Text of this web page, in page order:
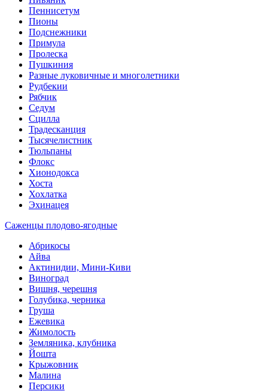
Пеннисетум
Пионы
Подснежники
Примула
Пролеска
Пушкиния
Разные луковичные и многолетники
Рудбекии
Рябчик
Седум
Сцилла
Традесканция
Тысячелистник
Тюльпаны
Флокс
Хионодокса
Хоста
Хохлатка
Эхинацея
Саженцы плодово-ягодные
Абрикосы
Айва
Актинидии, Мини-Киви
Виноград
Вишня, черешня
Голубика, черника
Груша
Ежевика
Жимолость
Земляника, клубника
Йошта
Крыжовник
Малина
Персики